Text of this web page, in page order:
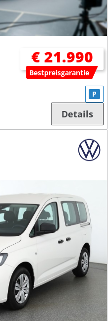
€ 21.990
Bestpreisgarantie
P
Details